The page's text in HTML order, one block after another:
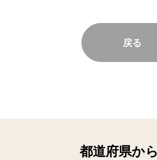
戻る
都道府県か